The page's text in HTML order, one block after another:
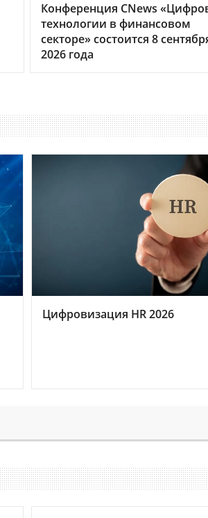
Конференция CNews
технологии в финансовом
секторе» состоится 8
2026 года
Цифровизация HR 2026